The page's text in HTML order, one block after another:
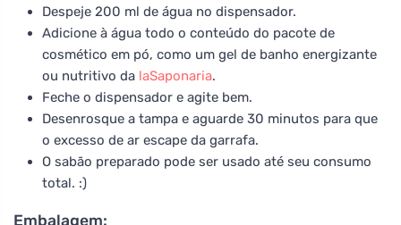
Despeje 200 ml de água no dispensador.
Adicione à água todo o conteúdo do pacote de
cosmético em pó, como um gel de banho energizante
ou nutritivo da laSaponaria.
Feche o dispensador e agite bem.
Desenrosque a tampa e aguarde 30 minutos para que
o excesso de ar escape da garrafa.
O sabão preparado pode ser usado até seu consumo
total. :)
Embalagem: